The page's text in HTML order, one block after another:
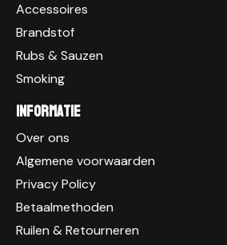
Accessoires
Brandstof
Rubs & Sauzen
Smoking
Informatie
Over ons
Algemene voorwaarden
Privacy Policy
Betaalmethoden
Ruilen & Retourneren